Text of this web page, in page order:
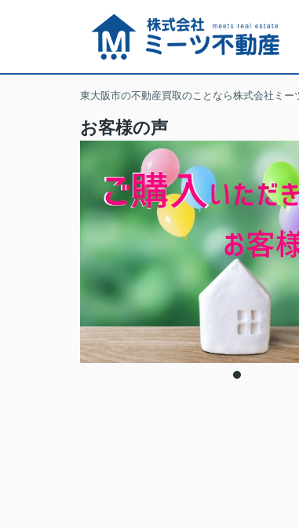
東大阪市の不動産買取のことなら株式会社ミー
お客様の声